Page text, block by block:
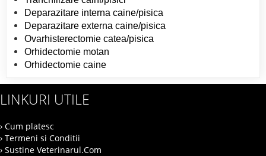
Deparazitare interna caine/pisica
Deparazitare externa caine/pisica
Ovarhisterectomie catea/pisica
Orhidectomie motan
Orhidectomie caine
LINKURI UTILE
› Cum platesc
› Termeni si Conditii
› Sustine Veterinarul.Com